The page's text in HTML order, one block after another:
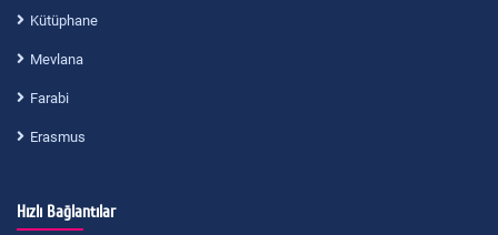
Kütüphane
Mevlana
Farabi
Erasmus
Hızlı Bağlantılar